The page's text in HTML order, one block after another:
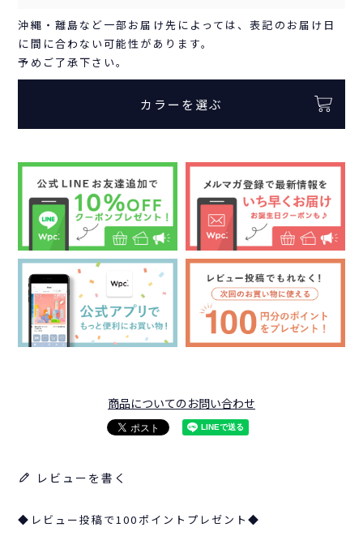
沖縄・離島など一部お届け先によっては、表記のお届け日
に間に合わない可能性があります。
予めご了承下さい。
カラーを選ぶ
商品についてのお問い合わせ
レビューを書く
◆レビュー投稿で100ポイントプレゼント◆